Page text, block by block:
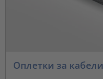
Оплетки за кабели